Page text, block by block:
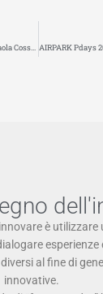
2022 RLA European Summit: Paola Cossu, CEO FIT Consulting panelist at the conference on 22 June
è utilizzare
esperienze
al fine di
innovative.